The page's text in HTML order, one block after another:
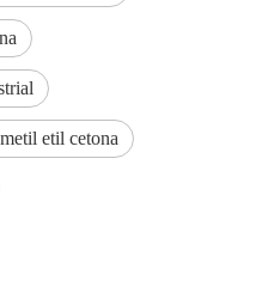
etil cetona